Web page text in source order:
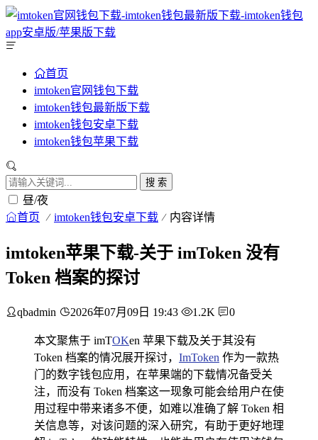
首页
imtoken官网钱包下载
imtoken钱包最新版下载
imtoken钱包安卓下载
imtoken钱包苹果下载
搜 索
昼/夜
首页 imtoken钱包安卓下载 内容详情
imtoken苹果下载-关于 imToken 没有
Token 档案的探讨
qbadmin 2026年07月09日 19:43 1.2K 0
本文聚焦于 imTOKen 苹果下载及关于其没有
Token 档案的情况展开探讨， ImToken 作为一款热
门的数字钱包应用，在苹果端的下载情况备受关
注，而没有 Token 档案这一现象可能会给用户在使
用过程中带来诸多不便，如难以准确了解 Token 相
关信息等，对该问题的深入研究，有助于更好地理